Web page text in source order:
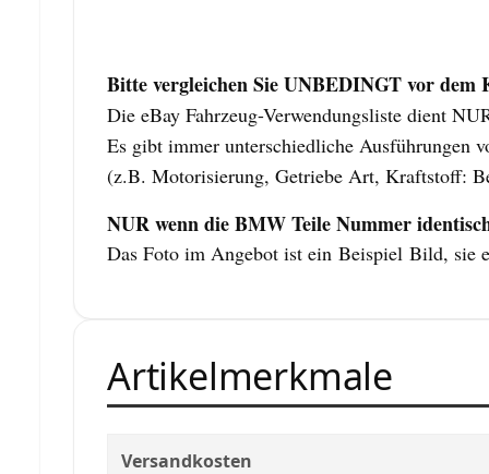
Bitte vergleichen Sie UNBEDINGT vor dem
Die eBay Fahrzeug-Verwendungsliste dient
Es gibt immer unterschiedliche Ausführungen
(z.B. Motorisierung, Getriebe Art, Kraftstoff:
NUR wenn die BMW Teile Nummer
Das Foto im Angebot ist ein Beispiel Bild, sie
Artikelmerkmale
Versandkosten